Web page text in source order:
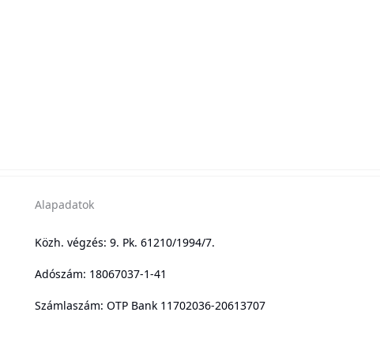
Alapadatok
Közh. végzés: 9. Pk. 61210/1994/7.
Adószám: 18067037-1-41
Számlaszám: OTP Bank 11702036-20613707